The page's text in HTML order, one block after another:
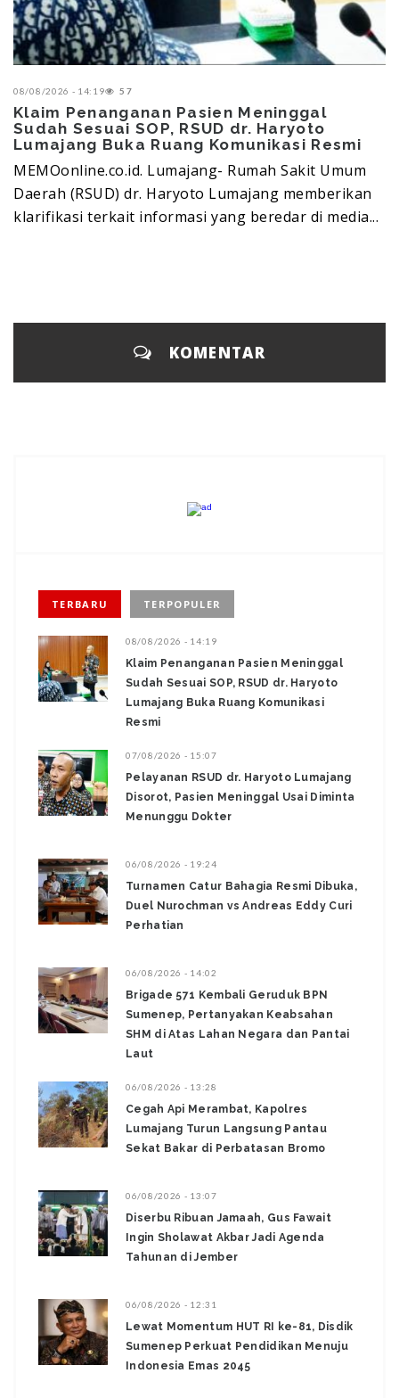
08/08/2026 - 14:19 57
Klaim Penanganan Pasien Meninggal
Sudah Sesuai SOP, RSUD dr. Haryoto
Lumajang Buka Ruang Komunikasi Resmi
MEMOonline.co.id. Lumajang-‎ Rumah Sakit Umum
Daerah (RSUD) dr. Haryoto Lumajang memberikan
klarifikasi terkait informasi yang beredar di media...
KOMENTAR
TERBARU TERPOPULER
08/08/2026 - 14:19
Klaim Penanganan Pasien Meninggal
Sudah Sesuai SOP, RSUD dr. Haryoto
Lumajang Buka Ruang Komunikasi
Resmi
07/08/2026 - 15:07
Pelayanan RSUD dr. Haryoto Lumajang
Disorot, Pasien Meninggal Usai Diminta
Menunggu Dokter
06/08/2026 - 19:24
Turnamen Catur Bahagia Resmi Dibuka,
Duel Nurochman vs Andreas Eddy Curi
Perhatian
06/08/2026 - 14:02
Brigade 571 Kembali Geruduk BPN
Sumenep, Pertanyakan Keabsahan
SHM di Atas Lahan Negara dan Pantai
Laut
06/08/2026 - 13:28
‎Cegah Api Merambat, Kapolres
Lumajang Turun Langsung Pantau
Sekat Bakar di Perbatasan Bromo ‎
06/08/2026 - 13:07
Diserbu Ribuan Jamaah, Gus Fawait
Ingin Sholawat Akbar Jadi Agenda
Tahunan di Jember
06/08/2026 - 12:31
Lewat Momentum HUT RI ke-81, Disdik
Sumenep Perkuat Pendidikan Menuju
Indonesia Emas 2045